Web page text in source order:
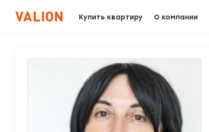
Купить квартиру О компании